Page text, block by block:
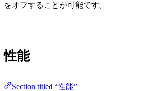
をオフすることが可能です。
性能
Section titled “性能”